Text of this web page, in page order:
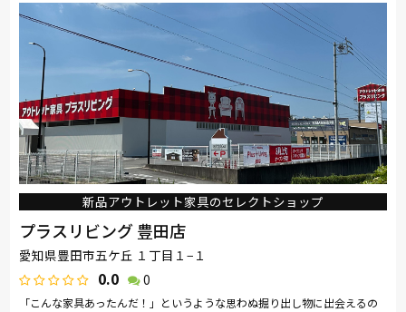
新品アウトレット家具のセレクトショップ
プラスリビング 豊田店
愛知県豊田市五ケ丘 １丁目１−１
0.0 0
「こんな家具あったんだ！」というような思わぬ掘り出し物に出会えるの